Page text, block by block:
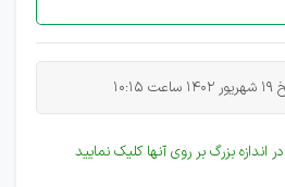
بزرگ بر روی آنها کلیک نمایید